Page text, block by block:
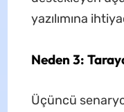
yazılımına
Neden 3:
Üçüncü